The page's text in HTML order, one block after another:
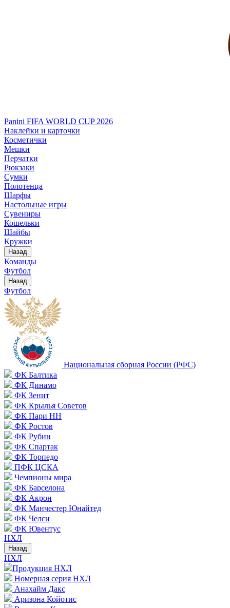
Panini FIFA WORLD CUP 2026
Наклейки и карточки
Косметички
Мешки
Перчатки
Рюкзаки
Сумки
Полотенца
Шарфы
Настольные игры
Сувениры
Кошельки
Шайбы
Кружки
Назад
Команды
Футбол
Назад
Футбол
Национальная сборная России (РФС)
ФК Балтика
ФК Динамо
ФК Зенит
ФК Крылья Советов
ФК Пари НН
ФК Ростов
ФК Рубин
ФК Спартак
ФК Торпедо
ПФК ЦСКА
Чемпионы мира
ФК Барселона
ФК Акрон
ФК Манчестер Юнайтед
ФК Челси
ФК Ювентус
НХЛ
Назад
НХЛ
Продукция НХЛ
Номерная серия НХЛ
Анахайм Дакс
Аризона Койотис